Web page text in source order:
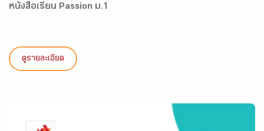
หนังสือเรียน Passion ม.1
ดูรายละเอียด